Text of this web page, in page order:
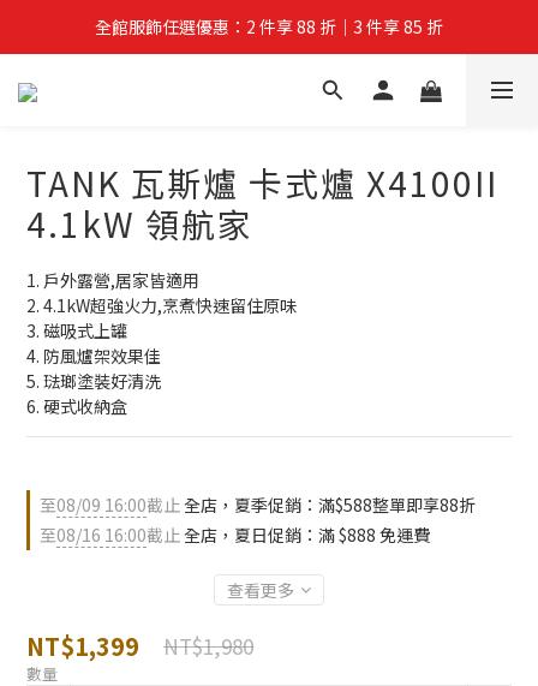
夏拚Go物節：滿 $588 全店狂打 88 折
全館服飾任選優惠：2 件享 88 折｜3 件享 85 折
夏拚Go物節：滿 $588 全店狂打 88 折
TANK 瓦斯爐 卡式爐 X4100II
4.1kW 領航家
1. 戶外露營,居家皆適用
2. 4.1kW超強火力,烹煮快速留住原味
3. 磁吸式上罐
4. 防風爐架效果佳
5. 琺瑯塗裝好清洗
6. 硬式收納盒
至08/09 16:00截止全店，夏季促銷：滿$588整單即享88折
至08/16 16:00截止全店，夏日促銷：滿 $888 免運費
查看更多
NT$1,399 NT$1,980
數量